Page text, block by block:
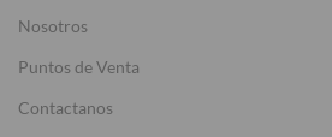
Nosotros
Puntos de Venta
Contactanos